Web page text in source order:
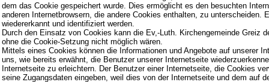
dem das Cookie gespeichert wurde. Dies ermöglicht es den besuchten
anderen Internetbrowsern, die andere Cookies enthalten, zu
wiedererkannt und identifiziert werden.
Durch den Einsatz von Cookies kann die Ev,-Luth. Kirchengemeinde Greiz
ohne die Cookie-Setzung nicht möglich wären.
Mittels eines Cookies können die Informationen und Angebote auf unserer
uns, wie bereits erwähnt, die Benutzer unserer Internetseite
Internetseite zu erleichtern. Der Benutzer einer Internetseite, die Cookies
seine Zugangsdaten eingeben, weil dies von der Internetseite und dem auf